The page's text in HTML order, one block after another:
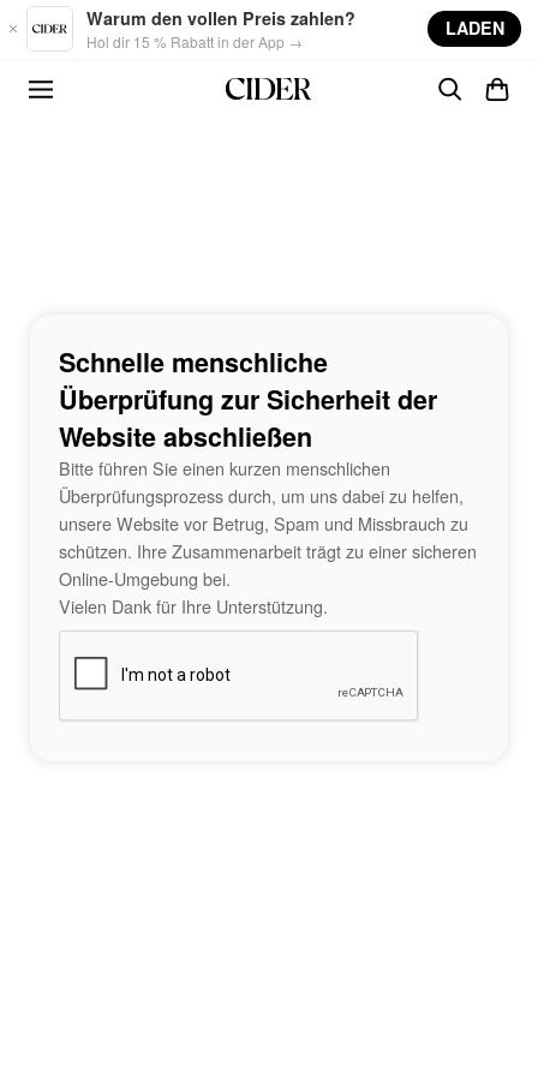
Skip to main content
Warum den vollen Preis zahlen?
Hol dir 15 % Rabatt in der App →
LADEN
Schnelle menschliche
Überprüfung zur Sicherheit der
Website abschließen
Bitte führen Sie einen kurzen menschlichen
Überprüfungsprozess durch, um uns dabei zu helfen,
unsere Website vor Betrug, Spam und Missbrauch zu
schützen. Ihre Zusammenarbeit trägt zu einer sicheren
Online-Umgebung bei.
Vielen Dank für Ihre Unterstützung.